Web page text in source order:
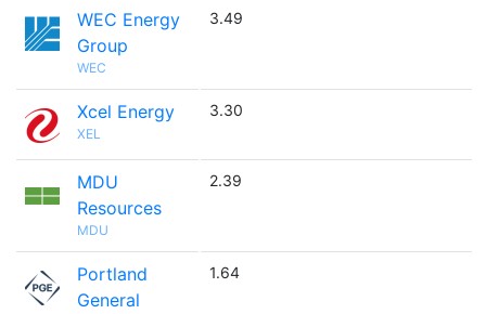
WEC Energy
Group
WEC
3.49
Xcel Energy
XEL
3.30
MDU
Resources
MDU
2.39
Portland
General
1.64